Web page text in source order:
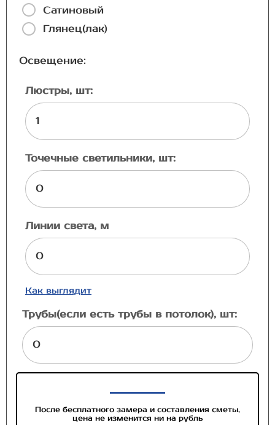
Сатиновый
Глянец(лак)
Освещение:
Люстры, шт:
Точечные светильники, шт:
Линии света, м
Как выглядит
Трубы(если есть трубы в потолок), шт:
После бесплатного замера и составления сметы,
цена не изменится ни на рубль